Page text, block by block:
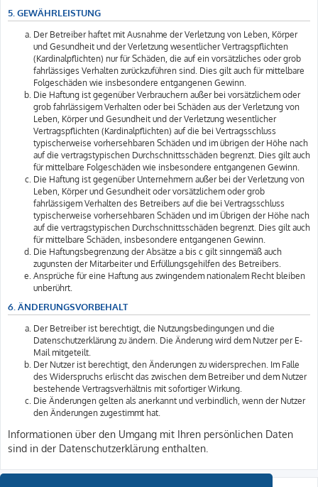
5. GEWÄHRLEISTUNG
Der Betreiber haftet mit Ausnahme der Verletzung von Leben, Körper
und Gesundheit und der Verletzung wesentlicher Vertragspflichten
(Kardinalpflichten) nur für Schäden, die auf ein vorsätzliches oder grob
fahrlässiges Verhalten zurückzuführen sind. Dies gilt auch für mittelbare
Folgeschäden wie insbesondere entgangenen Gewinn.
Die Haftung ist gegenüber Verbrauchern außer bei vorsätzlichem oder
grob fahrlässigem Verhalten oder bei Schäden aus der Verletzung von
Leben, Körper und Gesundheit und der Verletzung wesentlicher
Vertragspflichten (Kardinalpflichten) auf die bei Vertragsschluss
typischerweise vorhersehbaren Schäden und im übrigen der Höhe nach
auf die vertragstypischen Durchschnittsschäden begrenzt. Dies gilt auch
für mittelbare Folgeschäden wie insbesondere entgangenen Gewinn.
Die Haftung ist gegenüber Unternehmern außer bei der Verletzung von
Leben, Körper und Gesundheit oder vorsätzlichem oder grob
fahrlässigem Verhalten des Betreibers auf die bei Vertragsschluss
typischerweise vorhersehbaren Schäden und im Übrigen der Höhe nach
auf die vertragstypischen Durchschnittsschäden begrenzt. Dies gilt auch
für mittelbare Schäden, insbesondere entgangenen Gewinn.
Die Haftungsbegrenzung der Absätze a bis c gilt sinngemäß auch
zugunsten der Mitarbeiter und Erfüllungsgehilfen des Betreibers.
Ansprüche für eine Haftung aus zwingendem nationalem Recht bleiben
unberührt.
6. ÄNDERUNGSVORBEHALT
Der Betreiber ist berechtigt, die Nutzungsbedingungen und die
Datenschutzerklärung zu ändern. Die Änderung wird dem Nutzer per E-
Mail mitgeteilt.
Der Nutzer ist berechtigt, den Änderungen zu widersprechen. Im Falle
des Widerspruchs erlischt das zwischen dem Betreiber und dem Nutzer
bestehende Vertragsverhältnis mit sofortiger Wirkung.
Die Änderungen gelten als anerkannt und verbindlich, wenn der Nutzer
den Änderungen zugestimmt hat.
Informationen über den Umgang mit Ihren persönlichen Daten
sind in der Datenschutzerklärung enthalten.